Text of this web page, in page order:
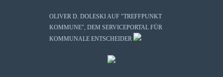
OLIVER D. DOLESKI AUF "TREFFPUNKT
KOMMUNE", DEM SERVICEPORTAL FÜR
KOMMUNALE ENTSCHEIDER